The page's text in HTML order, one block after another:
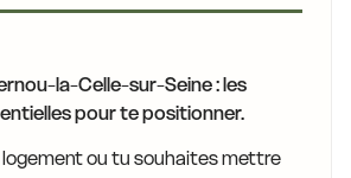
la-Celle-sur-Seine : les
pour te positionner.
ou tu souhaites mettre